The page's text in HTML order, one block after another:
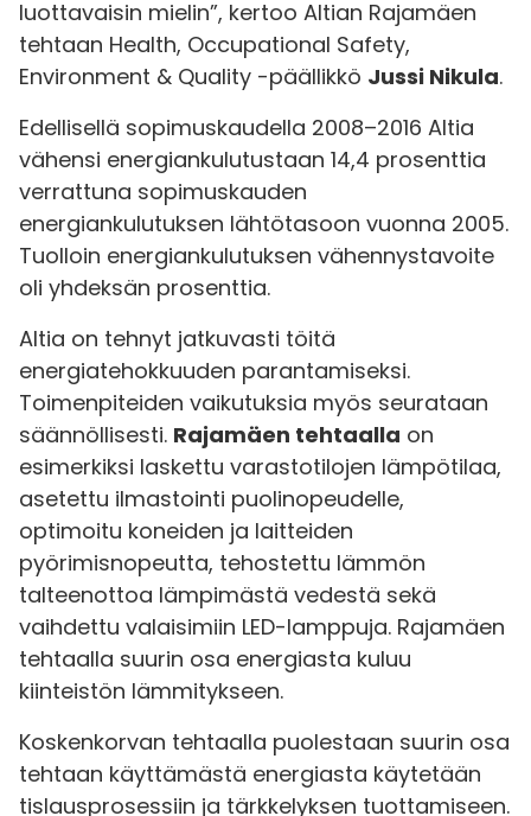
luottavaisin mielin”, kertoo Altian Rajamäen
tehtaan Health, Occupational Safety,
Environment & Quality -päällikkö Jussi Nikula.
Edellisellä sopimuskaudella 2008–2016 Altia
vähensi energiankulutustaan 14,4 prosenttia
verrattuna sopimuskauden
energiankulutuksen lähtötasoon vuonna 2005.
Tuolloin energiankulutuksen vähennystavoite
oli yhdeksän prosenttia.
Altia on tehnyt jatkuvasti töitä
energiatehokkuuden parantamiseksi.
Toimenpiteiden vaikutuksia myös seurataan
säännöllisesti. Rajamäen tehtaalla on
esimerkiksi laskettu varastotilojen lämpötilaa,
asetettu ilmastointi puolinopeudelle,
optimoitu koneiden ja laitteiden
pyörimisnopeutta, tehostettu lämmön
talteenottoa lämpimästä vedestä sekä
vaihdettu valaisimiin LED-lamppuja. Rajamäen
tehtaalla suurin osa energiasta kuluu
kiinteistön lämmitykseen.
Koskenkorvan tehtaalla puolestaan suurin osa
tehtaan käyttämästä energiasta käytetään
tislausprosessiin ja tärkkelyksen tuottamiseen.